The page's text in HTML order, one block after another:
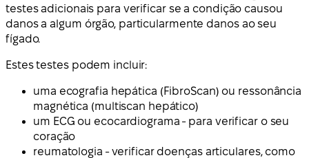
testes adicionais para verificar se a condição causou
danos a algum órgão, particularmente danos ao seu
fígado.
Estes testes podem incluir:
uma ecografia hepática (FibroScan) ou ressonância
magnética (multiscan hepático)
um ECG ou ecocardiograma - para verificar o seu
coração
reumatologia - verificar doenças articulares, como